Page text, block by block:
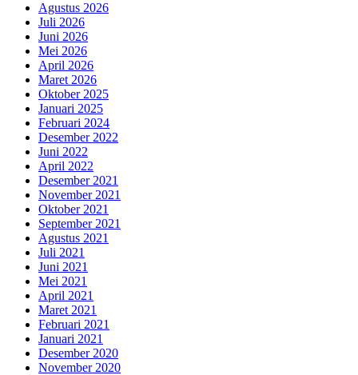
Agustus 2026
Juli 2026
Juni 2026
Mei 2026
April 2026
Maret 2026
Oktober 2025
Januari 2025
Februari 2024
Desember 2022
Juni 2022
April 2022
Desember 2021
November 2021
Oktober 2021
September 2021
Agustus 2021
Juli 2021
Juni 2021
Mei 2021
April 2021
Maret 2021
Februari 2021
Januari 2021
Desember 2020
November 2020